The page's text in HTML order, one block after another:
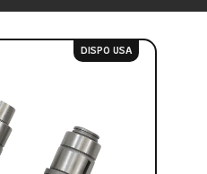
DISPO USA